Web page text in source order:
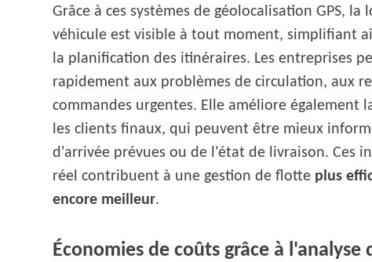
Grâce à ces systèmes de géolocalisation GPS,
véhicule est visible à tout moment, simplifiant
la planification des itinéraires. Les entreprises
rapidement aux problèmes de circulation, aux
commandes urgentes. Elle améliore également
les clients finaux, qui peuvent être mieux
d'arrivée prévues ou de l'état de livraison. Ces
réel contribuent à une gestion de flotte plus
encore meilleur.
Économies de coûts grâce à l'analyse